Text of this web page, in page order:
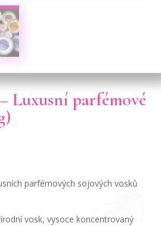
Luxusní parfémové
parfémových sojových vosků
vosk, vysoce koncentrovaný